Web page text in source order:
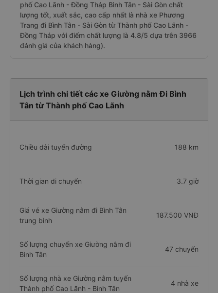
phố Cao Lãnh - Đồng Tháp Bình Tân - Sài Gòn chất
lượng tốt, xuất sắc, cao cấp nhất là nhà xe Phương
Trang đi Bình Tân - Sài Gòn từ Thành phố Cao Lãnh -
Đồng Tháp với điểm chất lượng là 4.8/5 dựa trên 3966
đánh giá của khách hàng).
Lịch trình chi tiết các xe Giường nằm Đi Bình
Tân từ Thành phố Cao Lãnh
Chiều dài tuyến đường 188 km
Thời gian di chuyển 3.7 giờ
Giá vé xe Giường nằm đi Bình Tân
trung bình
187.500 VNĐ
Số lượng chuyến xe Giường nằm đi
Bình Tân
47 chuyến
Số lượng nhà xe Giường nằm tuyến
Thành phố Cao Lãnh - Bình Tân
4 nhà xe